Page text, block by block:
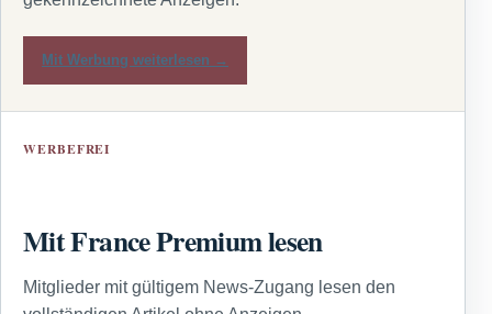
Mit Werbung weiterlesen →
WERBEFREI
Mit France Premium lesen
Mitglieder mit gültigem News-Zugang lesen den